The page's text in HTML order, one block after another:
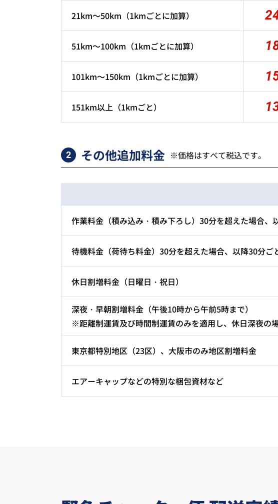
21km～50km（1kmごとに加算）
51km～100km（1kmごとに加算）
101km～150km（1kmごとに加算）
151km以上（1kmごと）
2 その他追加料金 ※価格はすべて税込です。
作業料金（積み込み・積み下ろし）30分を超えた場合、
待機料金（荷待ち料金）30分を超えた場合、以降30分ご
休日割増料金（日曜日・祝日）
深夜・早朝割増料金（午後10時から午前5時まで）
※距離制運賃及び時間制運賃のみを適用し、休日深夜の
東京都特別地区（23区）、大阪市のみ地区割増料金
エアーキャップなどの特別な梱包資材など